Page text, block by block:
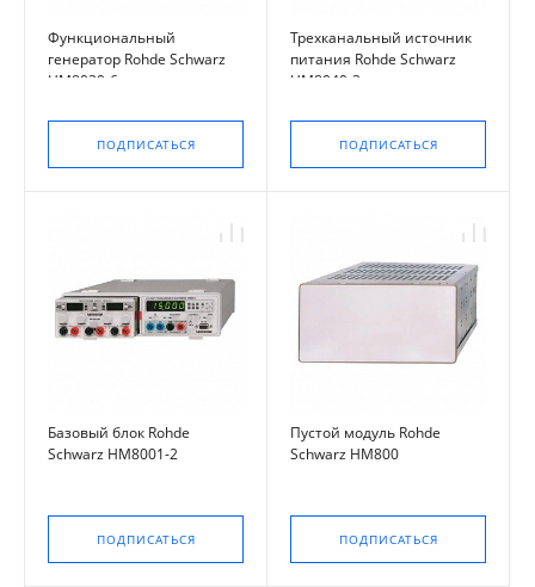
Функциональный
генератор Rohde Schwarz
HM8030-6
ПОДПИСАТЬСЯ
Трехканальный источник
питания Rohde Schwarz
HM8040-3
ПОДПИСАТЬСЯ
Базовый блок Rohde
Schwarz HM8001-2
ПОДПИСАТЬСЯ
Пустой модуль Rohde
Schwarz HM800
ПОДПИСАТЬСЯ